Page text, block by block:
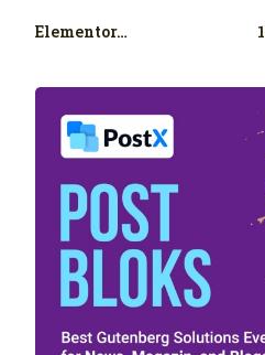
Elementor…